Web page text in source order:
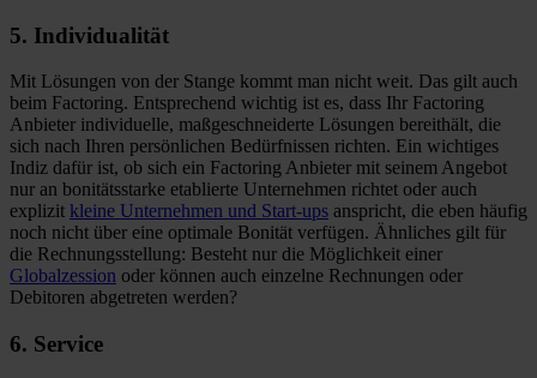
5. Individualität
Mit Lösungen von der Stange kommt man nicht weit. Das gilt auch
beim Factoring. Entsprechend wichtig ist es, dass Ihr Factoring
Anbieter individuelle, maßgeschneiderte Lösungen bereithält, die
sich nach Ihren persönlichen Bedürfnissen richten. Ein wichtiges
Indiz dafür ist, ob sich ein Factoring Anbieter mit seinem Angebot
nur an bonitätsstarke etablierte Unternehmen richtet oder auch
explizit kleine Unternehmen und Start-ups anspricht, die eben häufig
noch nicht über eine optimale Bonität verfügen. Ähnliches gilt für
die Rechnungsstellung: Besteht nur die Möglichkeit einer
Globalzession oder können auch einzelne Rechnungen oder
Debitoren abgetreten werden?
6. Service